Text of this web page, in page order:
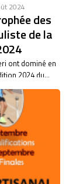
2024
des
de la
ont dominé en
2024 du...